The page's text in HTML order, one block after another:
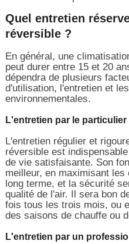
Quel entretien
réversible ?
En général, une
peut durer entre 15 et 20
dépendra de plusieurs
d'utilisation, l'entretien et
environnementales.
L'entretien par le particulier
L'entretien régulier et
réversible est
de vie satisfaisante. Son
meilleur, en maximisant
long terme, et la sécurité
qualité de l'air. Il sera bon
fois tous les trois mois, ou
des saisons de chauffe ou
L'entretien par un